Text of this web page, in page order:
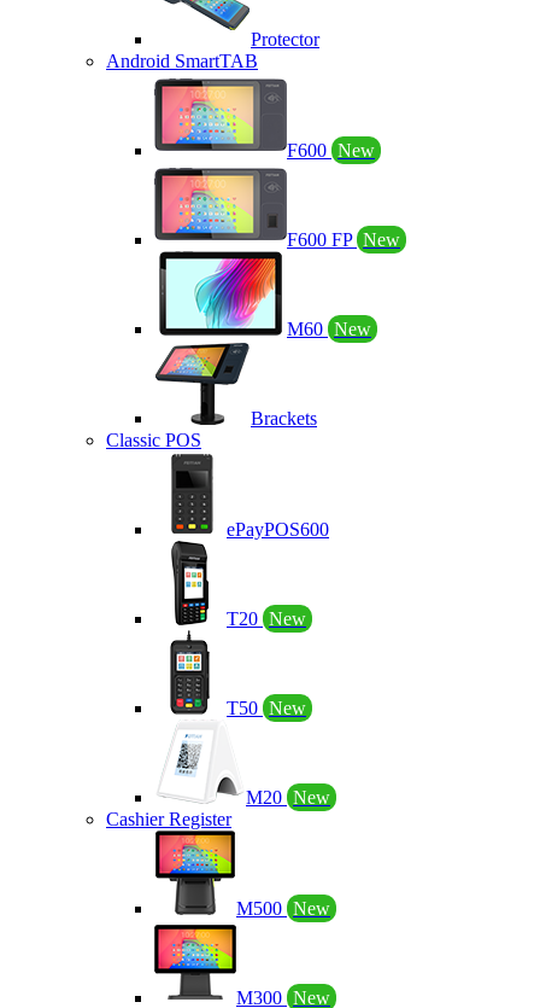
Protector
Android SmartTAB
F600 New
F600 FP New
M60 New
Brackets
Classic POS
ePayPOS600
T20 New
T50 New
M20 New
Cashier Register
M500 New
M300 New